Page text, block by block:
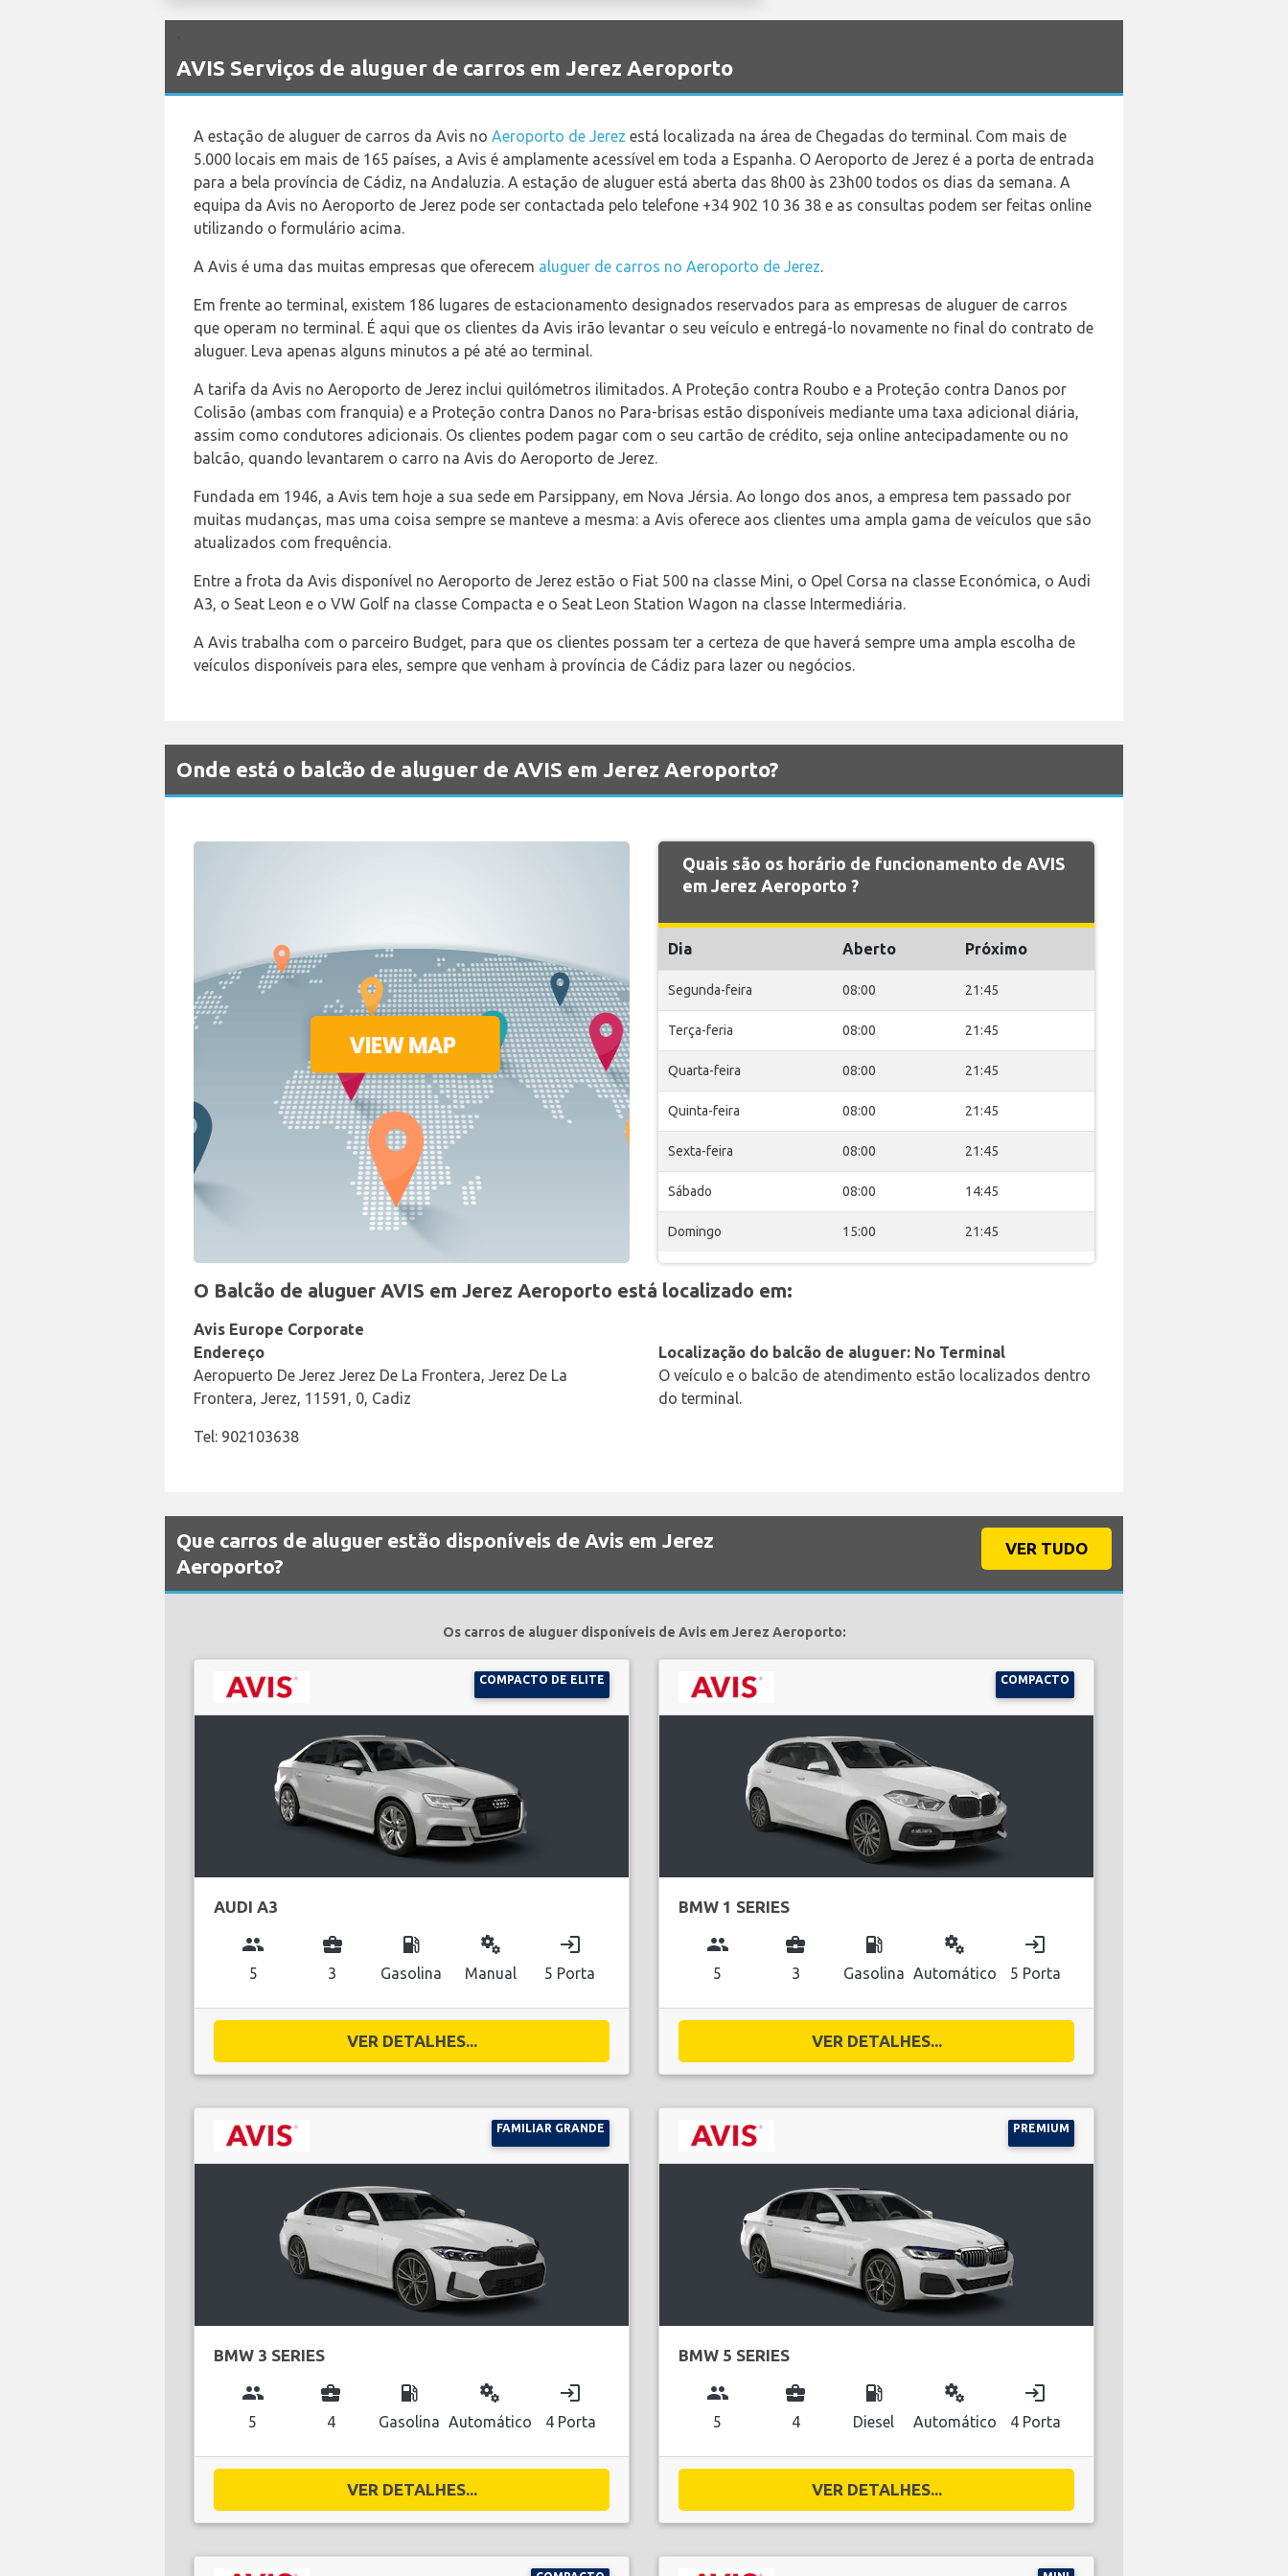
AVIS Serviços de aluguer de carros em Jerez Aeroporto
A estação de aluguer de carros da Avis no Aeroporto de Jerez está localizada na área de Chegadas do terminal. Com mais de
5.000 locais em mais de 165 países, a Avis é amplamente acessível em toda a Espanha. O Aeroporto de Jerez é a porta de entrada
para a bela província de Cádiz, na Andaluzia. A estação de aluguer está aberta das 8h00 às 23h00 todos os dias da semana. A
equipa da Avis no Aeroporto de Jerez pode ser contactada pelo telefone +34 902 10 36 38 e as consultas podem ser feitas online
utilizando o formulário acima.
A Avis é uma das muitas empresas que oferecem aluguer de carros no Aeroporto de Jerez.
Em frente ao terminal, existem 186 lugares de estacionamento designados reservados para as empresas de aluguer de carros
que operam no terminal. É aqui que os clientes da Avis irão levantar o seu veículo e entregá-lo novamente no final do contrato de
aluguer. Leva apenas alguns minutos a pé até ao terminal.
A tarifa da Avis no Aeroporto de Jerez inclui quilómetros ilimitados. A Proteção contra Roubo e a Proteção contra Danos por
Colisão (ambas com franquia) e a Proteção contra Danos no Para-brisas estão disponíveis mediante uma taxa adicional diária,
assim como condutores adicionais. Os clientes podem pagar com o seu cartão de crédito, seja online antecipadamente ou no
balcão, quando levantarem o carro na Avis do Aeroporto de Jerez.
Fundada em 1946, a Avis tem hoje a sua sede em Parsippany, em Nova Jérsia. Ao longo dos anos, a empresa tem passado por
muitas mudanças, mas uma coisa sempre se manteve a mesma: a Avis oferece aos clientes uma ampla gama de veículos que são
atualizados com frequência.
Entre a frota da Avis disponível no Aeroporto de Jerez estão o Fiat 500 na classe Mini, o Opel Corsa na classe Económica, o Audi
A3, o Seat Leon e o VW Golf na classe Compacta e o Seat Leon Station Wagon na classe Intermediária.
A Avis trabalha com o parceiro Budget, para que os clientes possam ter a certeza de que haverá sempre uma ampla escolha de
veículos disponíveis para eles, sempre que venham à província de Cádiz para lazer ou negócios.
Onde está o balcão de aluguer de AVIS em Jerez Aeroporto?
Quais são os horário de funcionamento de AVIS
em Jerez Aeroporto ?
Dia Aberto Próximo
Segunda-feira 08:00 21:45
Terça-feria 08:00 21:45
Quarta-feira 08:00 21:45
Quinta-feira 08:00 21:45
Sexta-feira 08:00 21:45
Sábado 08:00 14:45
Domingo 15:00 21:45
O Balcão de aluguer AVIS em Jerez Aeroporto está localizado em:
Avis Europe Corporate
Endereço
Aeropuerto De Jerez Jerez De La Frontera, Jerez De La
Frontera, Jerez, 11591, 0, Cadiz
Tel: 902103638
Localização do balcão de aluguer: No Terminal
O veículo e o balcão de atendimento estão localizados dentro
do terminal.
Que carros de aluguer estão disponíveis de Avis em Jerez
Aeroporto?
VER TUDO
Os carros de aluguer disponíveis de Avis em Jerez Aeroporto:
COMPACTO DE ELITE
AUDI A3
group
5
business_center
3
local_gas_station
Gasolina
miscellaneous_services
Manual
login
5 Porta
VER DETALHES...
COMPACTO
BMW 1 SERIES
group
5
business_center
3
local_gas_station
Gasolina
miscellaneous_services
Automático
login
5 Porta
VER DETALHES...
FAMILIAR GRANDE
BMW 3 SERIES
group
5
business_center
4
local_gas_station
Gasolina
miscellaneous_services
Automático
login
4 Porta
VER DETALHES...
PREMIUM
BMW 5 SERIES
group
5
business_center
4
local_gas_station
Diesel
miscellaneous_services
Automático
login
4 Porta
VER DETALHES...